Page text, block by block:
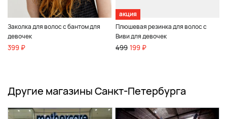
Заколка для волос с бантом для
девочек
399 ₽
акция
Плюшевая резинка для волос с
Виви для девочек
499 199 ₽
Другие магазины Санкт-Петербурга